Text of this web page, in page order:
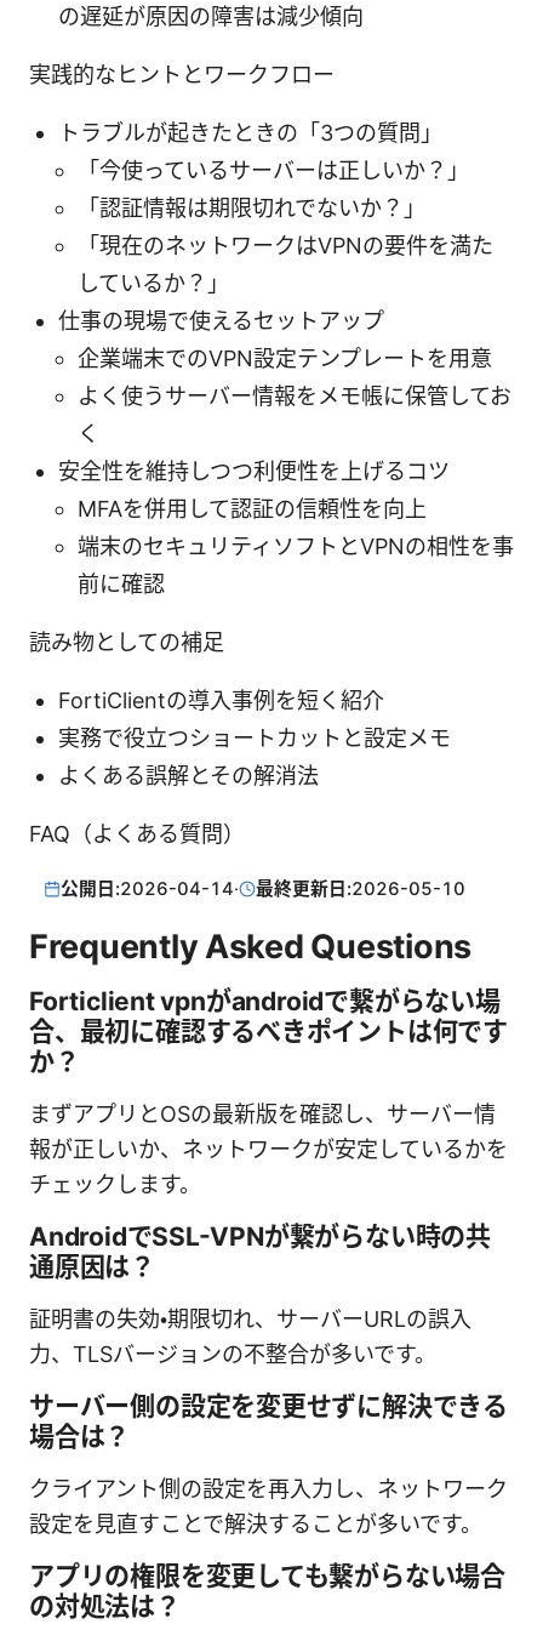
の遅延が原因の障害は減少傾向
実践的なヒントとワークフロー
トラブルが起きたときの「3つの質問」
「今使っているサーバーは正しいか？」
「認証情報は期限切れでないか？」
「現在のネットワークはVPNの要件を満た
しているか？」
仕事の現場で使えるセットアップ
企業端末でのVPN設定テンプレートを用意
よく使うサーバー情報をメモ帳に保管してお
く
安全性を維持しつつ利便性を上げるコツ
MFAを併用して認証の信頼性を向上
端末のセキュリティソフトとVPNの相性を事
前に確認
読み物としての補足
FortiClientの導入事例を短く紹介
実務で役立つショートカットと設定メモ
よくある誤解とその解消法
FAQ（よくある質問）
公開日:2026-04-14· 最終更新日:2026-05-10
Frequently Asked Questions
Forticlient vpnがandroidで繋がらない場
合、最初に確認するべきポイントは何です
か？
まずアプリとOSの最新版を確認し、サーバー情
報が正しいか、ネットワークが安定しているかを
チェックします。
AndroidでSSL-VPNが繋がらない時の共
通原因は？
証明書の失効・期限切れ、サーバーURLの誤入
力、TLSバージョンの不整合が多いです。
サーバー側の設定を変更せずに解決できる
場合は？
クライアント側の設定を再入力し、ネットワーク
設定を見直すことで解決することが多いです。
アプリの権限を変更しても繋がらない場合
の対処法は？